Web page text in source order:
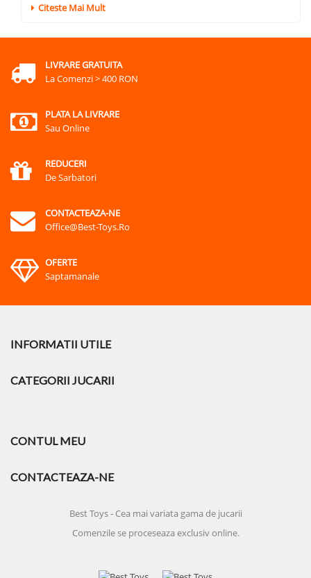
Citeste Mai Mult
LIVRARE GRATUITA
La Comenzi > 400 RON
PLATA LA LIVRARE
Sau Online
REDUCERI
De Sarbatori
CONTACTEAZA-NE
Office@best-Toys.ro
OFERTE
Saptamanale
INFORMATII UTILE
CATEGORII JUCARII
CONTUL MEU
CONTACTEAZA-NE
Best Toys - Cea mai variata gama de jucarii
Comenzile se proceseaza exclusiv online.